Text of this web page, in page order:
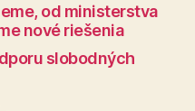
od ministerstva
nové riešenia
slobodných